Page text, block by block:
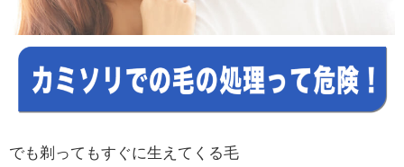
でも剃ってもすぐに生えてくる毛